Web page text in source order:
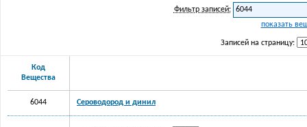
Фильтр записей:
показать
Записей на страницу:
Код
Вещества
6044 Сероводород и динил